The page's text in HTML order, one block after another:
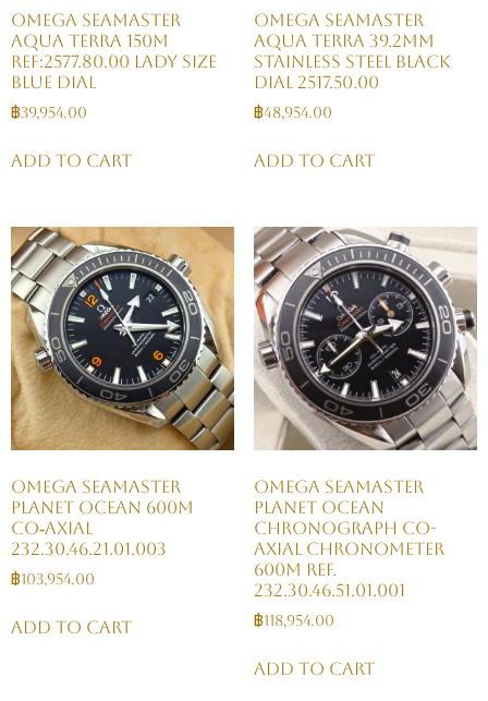
OMEGA Seamaster
Aqua Terra 150M
Ref:2577.80.00 Lady Size
Blue Dial
฿39,954.00
Add to cart
OMEGA Seamaster
Aqua Terra 39.2mm
Stainless Steel Black
Dial 2517.50.00
฿48,954.00
Add to cart
Omega Seamaster
Planet Ocean 600M
Co‑Axial
232.30.46.21.01.003
฿103,954.00
Add to cart
Omega Seamaster
Planet Ocean
Chronograph Co-
Axial Chronometer
600M Ref.
232.30.46.51.01.001
฿118,954.00
Add to cart